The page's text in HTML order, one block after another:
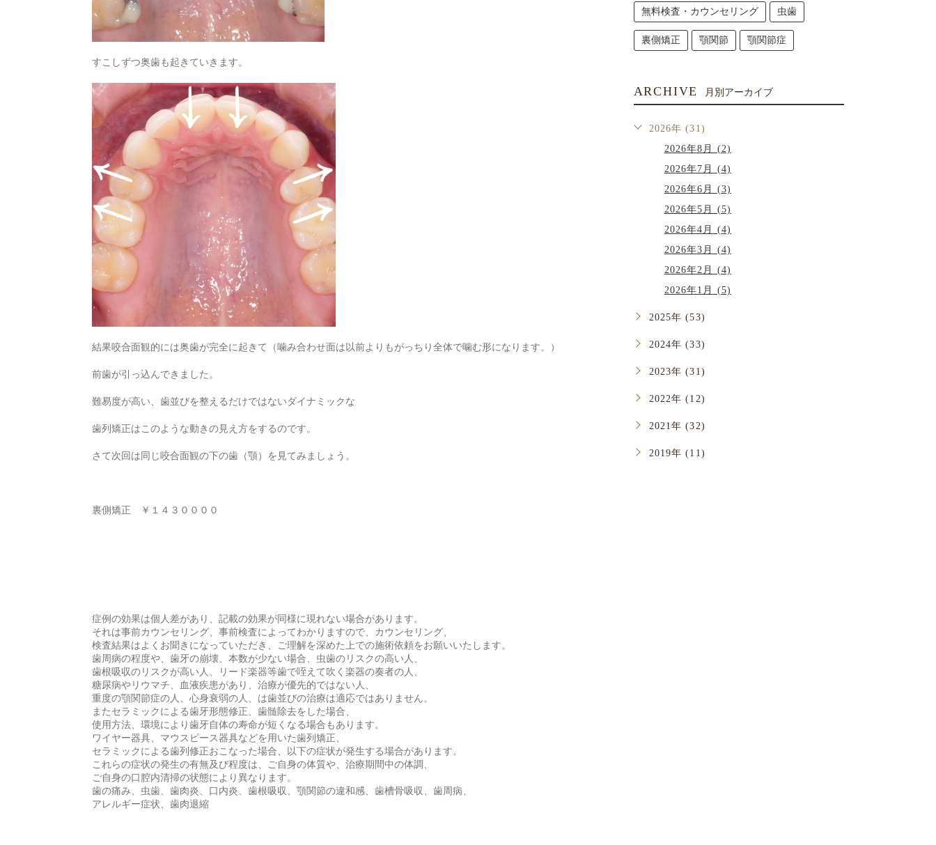
すこしずつ奥歯も起きていきます。
結果咬合面観的には奥歯が完全に起きて（噛み合わせ面は以前よりもがっちり全体で噛む形になります。）
前歯が引っ込んできました。
難易度が高い、歯並びを整えるだけではないダイナミックな
歯列矯正はこのような動きの見え方をするのです。
さて次回は同じ咬合面観の下の歯（顎）を見てみましょう。
裏側矯正 ￥１４３００００
症例の効果は個人差があり、記載の効果が同様に現れない場合があります。
それは事前カウンセリング、事前検査によってわかりますので、カウンセリング、
検査結果はよくお聞きになっていただき、ご理解を深めた上での施術依頼をお願いいたします。
歯周病の程度や、歯牙の崩壊、本数が少ない場合、虫歯のリスクの高い人、
歯根吸収のリスクが高い人、リード楽器等歯で咥えて吹く楽器の奏者の人、
糖尿病やリウマチ、血液疾患があり、治療が優先的ではない人、
重度の顎関節症の人、心身衰弱の人、は歯並びの治療は適応ではありません。
またセラミックによる歯牙形態修正、歯髄除去をした場合、
使用方法、環境により歯牙自体の寿命が短くなる場合もあります。
ワイヤー器具、マウスピース器具などを用いた歯列矯正、
セラミックによる歯列修正おこなった場合、以下の症状が発生する場合があります。
これらの症状の発生の有無及び程度は、ご自身の体質や、治療期間中の体調、
ご自身の口腔内清掃の状態により異なります。
歯の痛み、虫歯、歯肉炎、口内炎、歯根吸収、顎関節の違和感、歯槽骨吸収、歯周病、
アレルギー症状、歯肉退縮
無料検査・カウンセリング 虫歯
裏側矯正 顎関節 顎関節症
ARCHIVE 月別アーカイブ
2026年 (31)
2026年8月 (2)
2026年7月 (4)
2026年6月 (3)
2026年5月 (5)
2026年4月 (4)
2026年3月 (4)
2026年2月 (4)
2026年1月 (5)
2025年 (53)
2024年 (33)
2023年 (31)
2022年 (12)
2021年 (32)
2019年 (11)